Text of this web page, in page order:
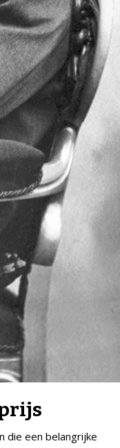
die een belangrijke